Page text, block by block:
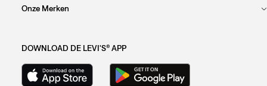
Onze Merken
DOWNLOAD DE LEVI'S® APP